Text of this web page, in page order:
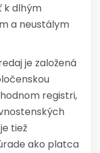
k dlhým
a neustálym
je založená
registri,
tiež
ako platca